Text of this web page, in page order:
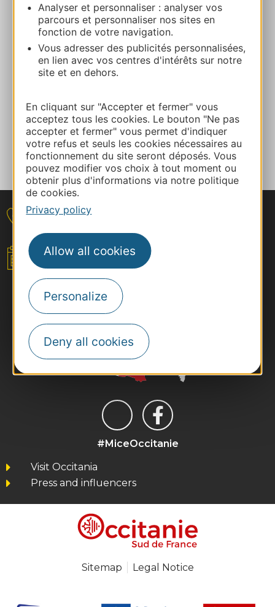
Analyser et personnaliser : analyser vos
parcours et personnaliser nos sites en
fonction de votre navigation.
Vous adresser des publicités personnalisées,
en lien avec vos centres d'intérêts sur notre
site et en dehors.
En cliquant sur "Accepter et fermer" vous
acceptez tous les cookies. Le bouton "Ne pas
accepter et fermer" vous permet d'indiquer
votre refus et seuls les cookies nécessaires au
fonctionnement du site seront déposés. Vous
pouvez modifier vos choix à tout moment ou
obtenir plus d'informations via notre politique
de cookies.
Privacy policy
Allow all cookies
Personalize
Deny all cookies
06 26 36 94 65
E-mail
ADD TO FAVORITES
Tell us about your event
Contact
Your event
#MiceOccitanie
Visit Occitania
Press and influencers
Sitemap Legal Notice